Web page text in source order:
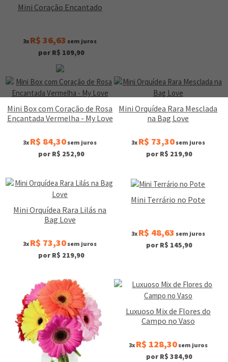
Mini Coração Encantado
3x R$ 36,63 sem juros
por R$ 109,90
Mini Box com Coração de Rosa
Encantada Vermelha - My Love
3x R$ 84,30 sem juros
por R$ 252,90
Mini Orquídea Rara Mesclada
na Bag Love
3x R$ 73,30sem juros
por R$ 219,90
Mini Orquídea Rara Lilás na
Bag Love
3x R$ 73,30 sem juros
por R$ 219,90
Mini Terrário no Pote
3x R$ 48,63 sem juros
por R$ 145,90
Luxuoso Mix de Flores do
Campo no Vaso
3x R$ 128,30sem juros
por R$ 384,90